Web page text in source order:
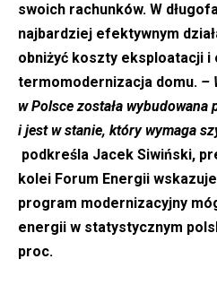
swoich rachunków. W
najbardziej efektywnym
obniżyć koszty eksploatacji
termomodernizacja domu. –
w Polsce została
i jest w stanie, który wymaga
podkreśla Jacek Siwiński,
kolei Forum Energii
program modernizacyjny
energii w statystycznym
proc.